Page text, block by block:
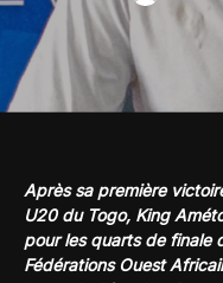
Après sa première
U20 du Togo, King
pour les quarts de finale
Fédérations Ouest